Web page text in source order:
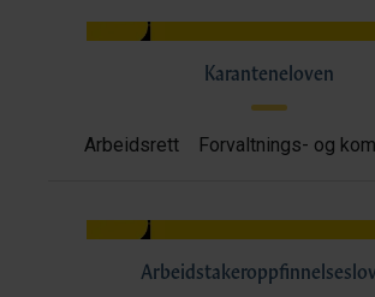
Karanteneloven
Arbeidsrett Forvaltnings- og